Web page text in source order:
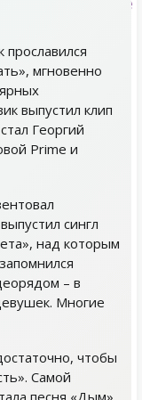
мгновенно
выпустил клип
Георгий
Prime и
сингл
над которым
– в
Многие
чтобы
Самой
песня «Дым»